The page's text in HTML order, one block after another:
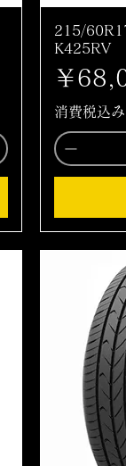
215/
K425RV
価格
￥
消費税込み